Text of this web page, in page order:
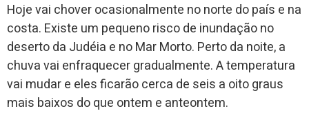
Hoje vai chover ocasionalmente no norte do país e na
costa. Existe um pequeno risco de inundação no
deserto da Judéia e no Mar Morto. Perto da noite, a
chuva vai enfraquecer gradualmente. A temperatura
vai mudar e eles ficarão cerca de seis a oito graus
mais baixos do que ontem e anteontem.